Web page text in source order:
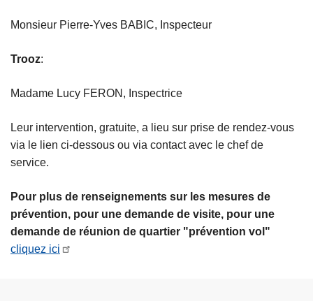
Monsieur Pierre-Yves BABIC, Inspecteur
Trooz:
Madame Lucy FERON, Inspectrice
Leur intervention, gratuite, a lieu sur prise de rendez-vous
via le lien ci-dessous ou via contact avec le chef de
service.
Pour plus de renseignements sur les mesures de
prévention, pour une demande de visite, pour une
demande de réunion de quartier "prévention vol"
cliquez ici